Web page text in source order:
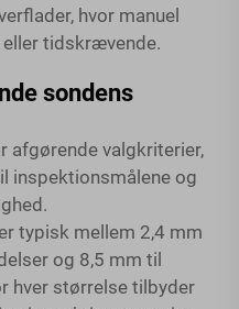
hvor manuel
tidskrævende.
sondens
afgørende valgkriterier,
inspektionsmålene og
typisk mellem 2,4 mm
og 8,5 mm til
hver størrelse tilbyder